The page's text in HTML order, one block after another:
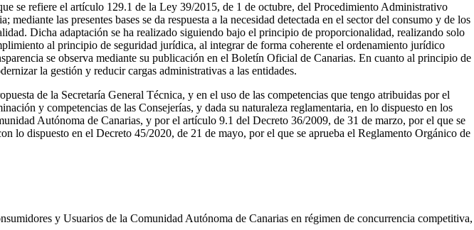
se refiere el artículo 129.1 de la Ley 39/2015, de 1 de octubre, del Procedimiento Administrativo
las presentes bases se da respuesta a la necesidad detectada en el sector del consumo y de los
Dicha adaptación se ha realizado siguiendo bajo el principio de proporcionalidad, realizando solo
al principio de seguridad jurídica, al integrar de forma coherente el ordenamiento jurídico
se observa mediante su publicación en el Boletín Oficial de Canarias. En cuanto al principio de
la gestión y reducir cargas administrativas a las entidades.
de la Secretaría General Técnica, y en el uso de las competencias que tengo atribuidas por el
y competencias de las Consejerías, y dada su naturaleza reglamentaria, en lo dispuesto en los
Autónoma de Canarias, y por el artículo 9.1 del Decreto 36/2009, de 31 de marzo, por el que se
lo dispuesto en el Decreto 45/2020, de 21 de mayo, por el que se aprueba el Reglamento Orgánico de
y Usuarios de la Comunidad Autónoma de Canarias en régimen de concurrencia competitiva,